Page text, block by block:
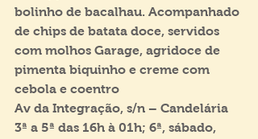
bolinho de bacalhau. Acompanhado
de chips de batata doce, servidos
com molhos Garage, agridoce de
pimenta biquinho e creme com
cebola e coentro
Av da Integração, s/n – Candelária
3ª a 5ª das 16h à 01h; 6ª, sábado,